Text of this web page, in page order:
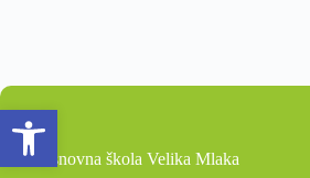
Open toolbar
Osnovna škola Velika Mlaka